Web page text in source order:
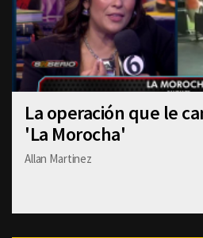
La operación que le
'La Morocha'
Allan Martinez